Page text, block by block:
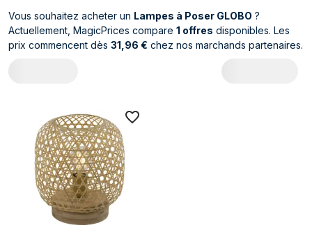
Vous souhaitez acheter un Lampes à Poser GLOBO ?
Actuellement, MagicPrices compare 1 offres disponibles. Les
prix commencent dès 31,96 € chez nos marchands partenaires.
Catalogue GLOBO Lampes à Poser (1